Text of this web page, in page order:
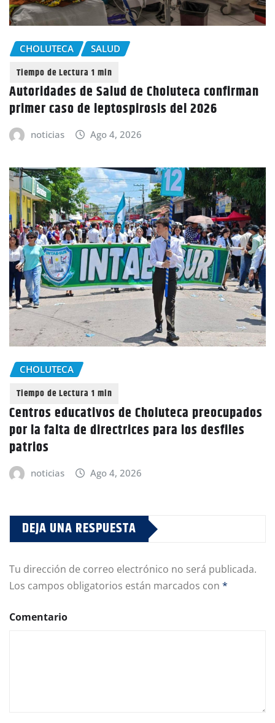
CHOLUTECA SALUD
Autoridades de Salud de Choluteca confirman
primer caso de leptospirosis del 2026
noticias Ago 4, 2026
CHOLUTECA
Centros educativos de Choluteca preocupados
por la falta de directrices para los desfiles
patrios
noticias Ago 4, 2026
DEJA UNA RESPUESTA
Tu dirección de correo electrónico no será publicada.
Los campos obligatorios están marcados con *
Comentario